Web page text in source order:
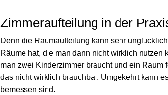
Zimmeraufteilung in der
Denn die Raumaufteilung kann sehr
Räume hat, die man dann nicht wirklich
man zwei Kinderzimmer braucht und ein
das nicht wirklich brauchbar. Umgekehrt kann
bemessen sind.